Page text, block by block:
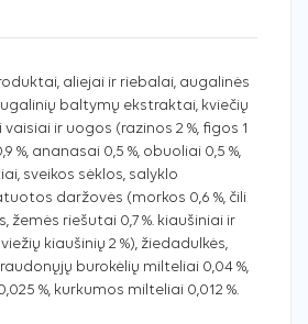
aliejai ir riebalai, augalinės
baltymų ekstraktai, kviečių
ir uogos (razinos 2 %, figos 1
%, ananasai 0,5 %, obuoliai 0,5 %,
sveikos sėklos, salyklo
daržovės (morkos 0,6 %, čili
žemės riešutai 0,7 %. kiaušiniai ir
kiaušinių 2 %), žiedadulkės,
burokėlių milteliai 0,04 %,
%, kurkumos milteliai 0,012 %.